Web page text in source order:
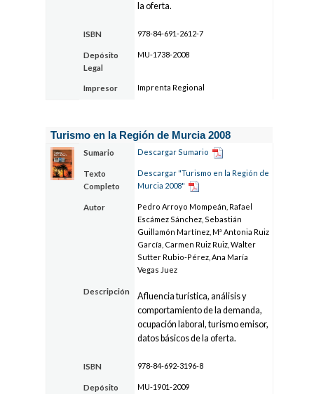
la oferta.
ISBN 978-84-691-2612-7
Depósito
Legal
MU-1738-2008
Impresor Imprenta Regional
Turismo en la Región de Murcia 2008
Sumario Descargar Sumario
Texto
Completo
Descargar "Turismo en la Región de
Murcia 2008"
Autor
Pedro Arroyo Mompeán, Rafael
Escámez Sánchez, Sebastián
Guillamón Martínez, Mª Antonia Ruiz
García, Carmen Ruiz Ruiz, Walter
Sutter Rubio-Pérez, Ana María
Vegas Juez
Descripción
Afluencia turística, análisis y
comportamiento de la demanda,
ocupación laboral, turismo emisor,
datos básicos de la oferta.
ISBN 978-84-692-3196-8
Depósito
MU-1901-2009